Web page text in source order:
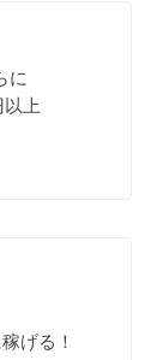
に
上
げる！